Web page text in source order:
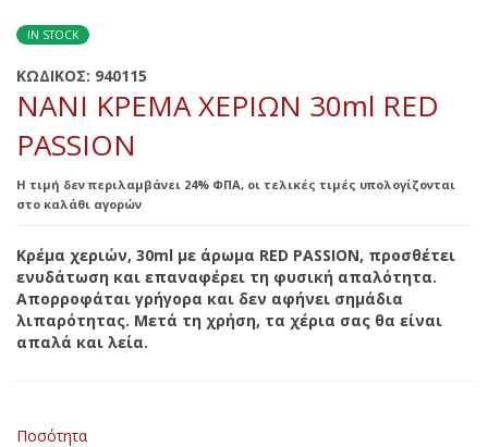
IN STOCK
ΚΩΔΙΚΟΣ: 940115
NANI ΚΡΕΜΑ ΧΕΡΙΩΝ 30ml RED
PASSION
Η τιμή δεν περιλαμβάνει 24% ΦΠΑ, οι τελικές τιμές υπολογίζονται
στο καλάθι αγορών
Κρέμα χεριών, 30ml με άρωμα RED PASSION, προσθέτει
ενυδάτωση και επαναφέρει τη φυσική απαλότητα.
Απορροφάται γρήγορα και δεν αφήνει σημάδια
λιπαρότητας. Μετά τη χρήση, τα χέρια σας θα είναι
απαλά και λεία.
Ποσότητα